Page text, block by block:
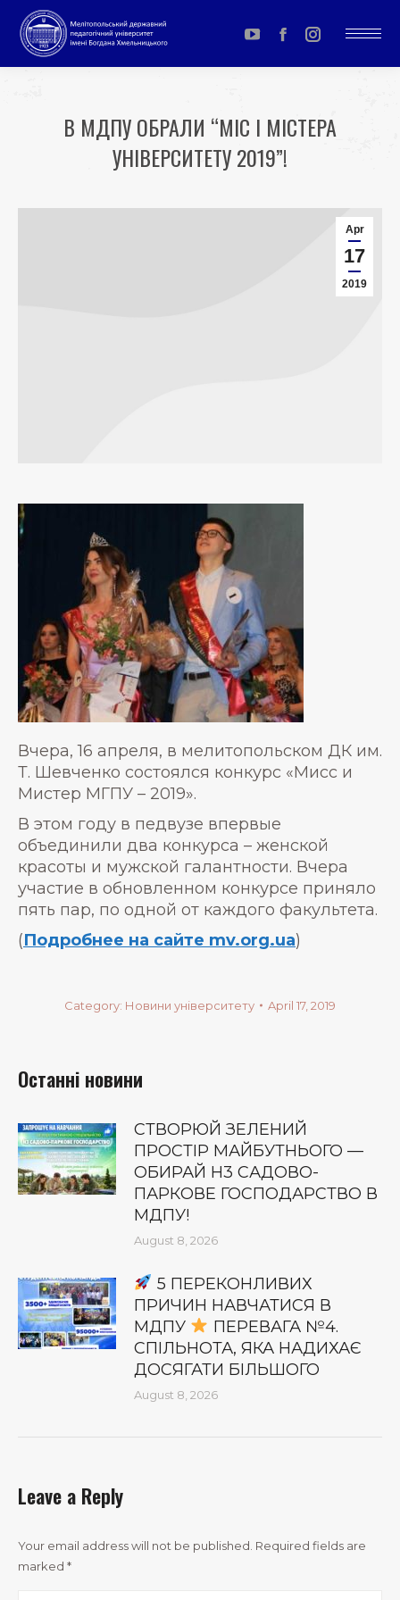
YouTube
page
in
new
Facebook
page
in
new
Instagram
page
in
В МДПУ ОБРАЛИ “МІС І МІСТЕРА
УНІВЕРСИТЕТУ 2019”!
Apr
17
2019
Вчера, 16 апреля, в мелитопольском ДК им.
Т. Шевченко состоялся конкурс «Мисс и
Мистер МГПУ – 2019».
В этом году в педвузе впервые
объединили два конкурса – женской
красоты и мужской галантности. Вчера
участие в обновленном конкурсе приняло
пять пар, по одной от каждого факультета.
(Подробнее на сайте mv.org.ua)
Category: Новини університету April 17, 2019
Останні новини
СТВОРЮЙ ЗЕЛЕНИЙ
ПРОСТІР МАЙБУТНЬОГО —
ОБИРАЙ Н3 САДОВО-
ПАРКОВЕ ГОСПОДАРСТВО В
МДПУ!
August 8, 2026
5 ПЕРЕКОНЛИВИХ
ПРИЧИН НАВЧАТИСЯ В
МДПУ
ПЕРЕВАГА №4.
СПІЛЬНОТА, ЯКА НАДИХАЄ
ДОСЯГАТИ БІЛЬШОГО
August 8, 2026
Leave a Reply
Your email address will not be published. Required fields are
marked *